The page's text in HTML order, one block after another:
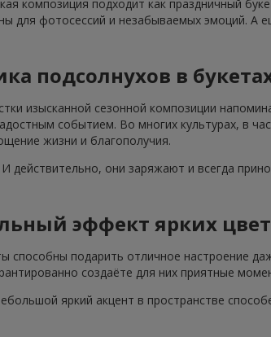
композиция подходит как праздничный
для фотосессий и незабываемых эмоций. А
подсолнухов в
изысканной сезонной композиции
событием. Во многих культурах, в
жизни и благополучия.
они заряжают и всегда
эффект ярких
способны подарить отличное настроение
создаёте для них приятные
яркий акцент в пространстве